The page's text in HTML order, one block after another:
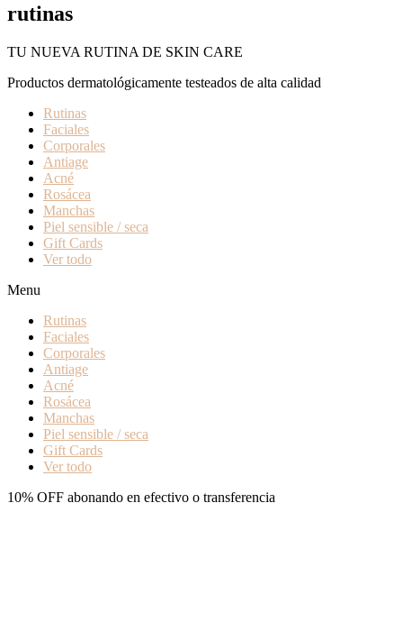
rutinas
TU NUEVA RUTINA DE SKIN CARE
Productos dermatológicamente testeados de alta calidad
Rutinas
Faciales
Corporales
Antiage
Acné
Rosácea
Manchas
Piel sensible / seca
Gift Cards
Ver todo
Menu
Rutinas
Faciales
Corporales
Antiage
Acné
Rosácea
Manchas
Piel sensible / seca
Gift Cards
Ver todo
10% OFF abonando en efectivo o transferencia